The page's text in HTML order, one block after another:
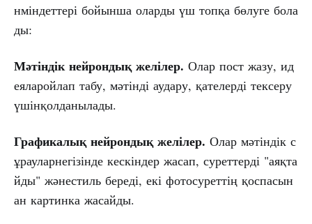
нміндеттері бойынша оларды үш топқа бөлуге бола
ды:
Мәтіндік нейрондық желілер. Олар пост жазу, ид
еяларойлап табу, мәтінді аудару, қателерді тексеру
үшінқолданылады.
Графикалық нейрондық желілер. Олар мәтіндік с
ұрауларнегізінде кескіндер жасап, суреттерді "аяқта
йды" жәнестиль береді, екі фотосуреттің қоспасын
ан картинка жасайды.